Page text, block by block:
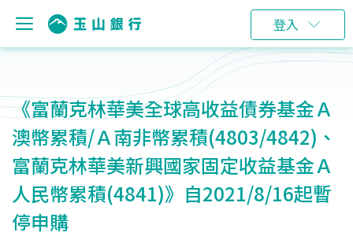
登入
《富蘭克林華美全球高收益債券基金Ａ
澳幣累積/Ａ南非幣累積(4803/4842)、
富蘭克林華美新興國家固定收益基金Ａ
人民幣累積(4841)》自2021/8/16起暫
停申購